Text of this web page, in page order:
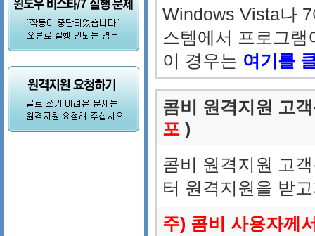
Windows Vista나
스템에서 프로그
이 경우는 여기를
콤비 원격지원 고
포 )
콤비 원격지원 고
터 원격지원을 받
주) 콤비 사용자께